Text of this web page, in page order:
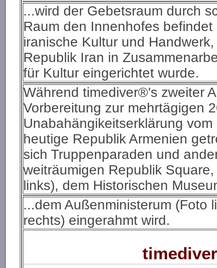
...wird der Gebetsraum durch
Raum den Innenhofes
iranische Kultur und
Republik Iran in
für Kultur eingerichtet wurde.
Während timediver®'s zweiter
Vorbereitung zur mehrtägigen
Unabahängikeitserklärung
heutige Republik Armenien
sich Truppenparaden und
weiträumigen Republik
links), dem Historischen
...dem Außenministerum (Foto
rechts) eingerahmt wird.